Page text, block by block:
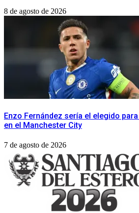
8 de agosto de 2026
Enzo Fernández sería el elegido
en el Manchester City
7 de agosto de 2026